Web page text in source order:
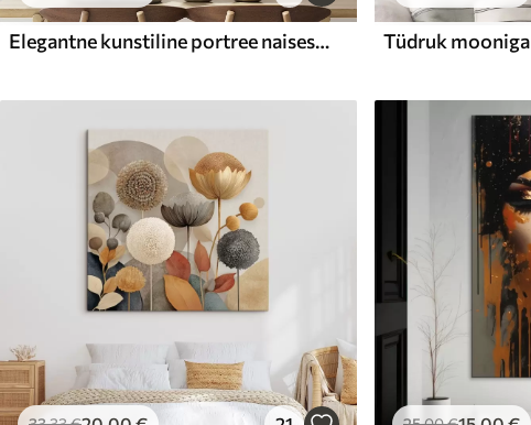
Elegantne kunstiline portree naisest akvarellistiilis Tüdruk mooniga